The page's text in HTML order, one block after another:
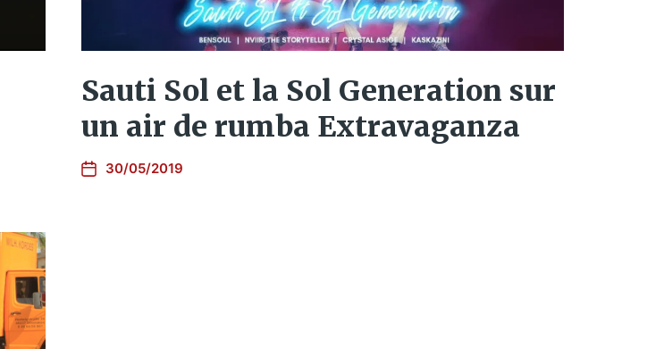
Sauti Sol et la Sol Generation sur
un air de rumba Extravaganza
30/05/2019